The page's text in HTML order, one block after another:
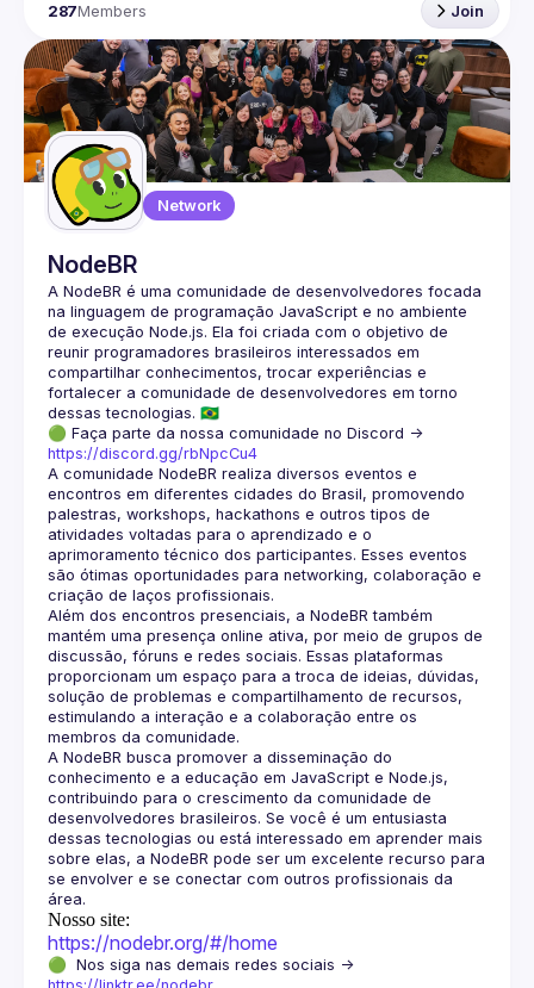
287Members Join
Network
NodeBR
A NodeBR é uma comunidade de desenvolvedores focada
na linguagem de programação JavaScript e no ambiente
de execução Node.js. Ela foi criada com o objetivo de
reunir programadores brasileiros interessados em
compartilhar conhecimentos, trocar experiências e
fortalecer a comunidade de desenvolvedores em torno
🟢 Faça parte da nossa comunidade no Discord ->
https://discord.gg/rbNpcCu4
A comunidade NodeBR realiza diversos eventos e
encontros em diferentes cidades do Brasil, promovendo
palestras, workshops, hackathons e outros tipos de
atividades voltadas para o aprendizado e o
aprimoramento técnico dos participantes. Esses eventos
são ótimas oportunidades para networking, colaboração e
Além dos encontros presenciais, a NodeBR também
mantém uma presença online ativa, por meio de grupos de
discussão, fóruns e redes sociais. Essas plataformas
proporcionam um espaço para a troca de ideias, dúvidas,
solução de problemas e compartilhamento de recursos,
estimulando a interação e a colaboração entre os
A NodeBR busca promover a disseminação do
conhecimento e a educação em JavaScript e Node.js,
contribuindo para o crescimento da comunidade de
desenvolvedores brasileiros. Se você é um entusiasta
dessas tecnologias ou está interessado em aprender mais
sobre elas, a NodeBR pode ser um excelente recurso para
se envolver e se conectar com outros profissionais da
Nosso site:
https://nodebr.org/#/home